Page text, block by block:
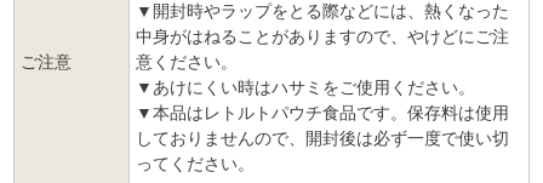
ご注意
▼開封時やラップをとる際などには、熱くなった
中身がはねることがありますので、やけどにご注
意ください。
▼あけにくい時はハサミをご使用ください。
▼本品はレトルトパウチ食品です。保存料は使用
しておりませんので、開封後は必ず一度で使い切
ってください。